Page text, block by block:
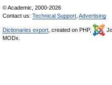
© Academic, 2000-2026
Contact us: Technical Support Advertising
Dictionaries export , created on PHP,
MODx.